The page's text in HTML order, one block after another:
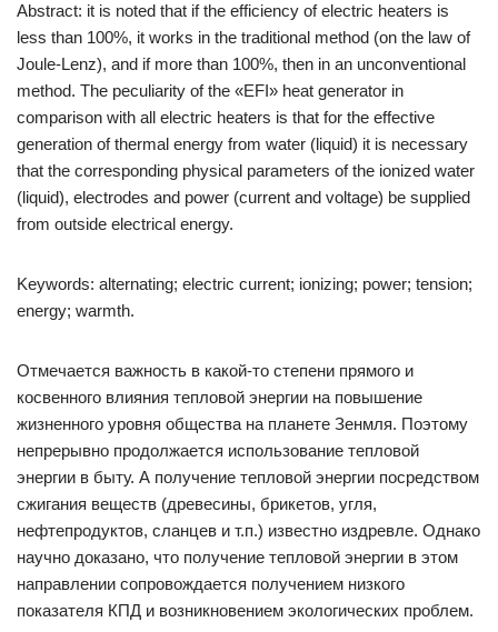
Abstract: it is noted that if the efficiency of electric heaters is
less than 100%, it works in the traditional method (on the law of
Joule-Lenz), and if more than 100%, then in an unconventional
method. The peculiarity of the «EFI» heat generator in
comparison with all electric heaters is that for the effective
generation of thermal energy from water (liquid) it is necessary
that the corresponding physical parameters of the ionized water
(liquid), electrodes and power (current and voltage) be supplied
from outside electrical energy.
Keywords: alternating; electric current; ionizing; power; tension;
energy; warmth.
Отмечается важность в какой-то степени прямого и
косвенного влияния тепловой энергии на повышение
жизненного уровня общества на планете Зенмля. Поэтому
непрерывно продолжается использование тепловой
энергии в быту. А получение тепловой энергии посредством
сжигания веществ (древесины, брикетов, угля,
нефтепродуктов, сланцев и т.п.) известно издревле. Однако
научно доказано, что получение тепловой энергии в этом
направлении сопровождается получением низкого
показателя КПД и возникновением экологических проблем.